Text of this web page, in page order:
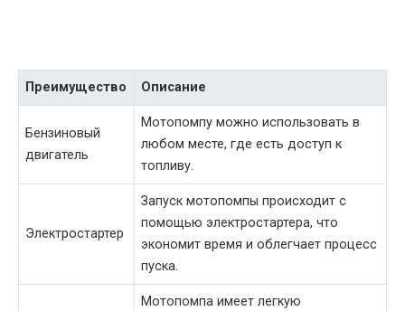
Преимущество Описание
Бензиновый
двигатель
Мотопомпу можно использовать в
любом месте, где есть доступ к
топливу.
Электростартер
Запуск мотопомпы происходит с
помощью электростартера, что
экономит время и облегчает процесс
пуска.
Мотопомпа имеет легкую